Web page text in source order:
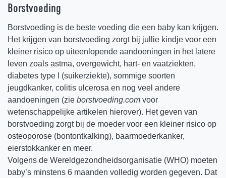
Borstvoeding
Borstvoeding is de beste voeding die een baby kan krijgen.
Het krijgen van borstvoeding zorgt bij jullie kindje voor een
kleiner risico op uiteenlopende aandoeningen in het latere
leven zoals astma, overgewicht, hart- en vaatziekten,
diabetes type I (suikerziekte), sommige soorten
jeugdkanker, colitis ulcerosa en nog veel andere
aandoeningen (zie borstvoeding.com voor
wetenschappelijke artikelen hierover). Het geven van
borstvoeding zorgt bij de moeder voor een kleiner risico op
osteoporose (bontontkalking), baarmoederkanker,
eierstokkanker en meer.
Volgens de Wereldgezondheidsorganisatie (WHO) moeten
baby’s minstens 6 maanden volledig worden gegeven. Dat